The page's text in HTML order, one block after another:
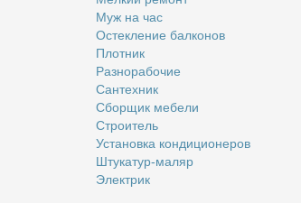
Муж на час
Остек­ле­ние бал­ко­нов
Плот­ник
Раз­но­ра­бо­чие
Сан­тех­ник
Сбор­щик ме­бе­ли
Стро­и­тель
Уста­нов­ка кон­ди­ци­о­не­ров
Шту­ка­тур-ма­ляр
Элек­трик